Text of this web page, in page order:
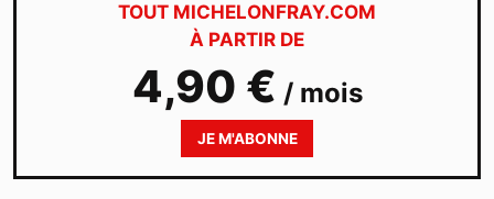
TOUT MICHELONFRAY.COM
À PARTIR DE
4,90 € / mois
JE M'ABONNE